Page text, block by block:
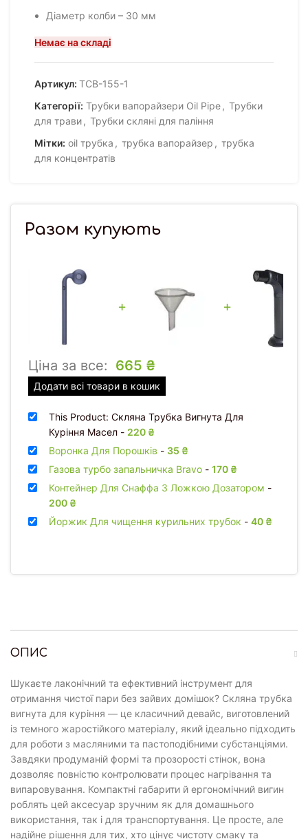
Діаметр колби – 30 мм
Немає на складі
Артикул: ТСВ-155-1
Категорії: Трубки вапорайзери Oil Pipe, Трубки
для трави, Трубки скляні для паління
Мітки: oil трубка , трубка вапорайзер , трубка
для концентратів
ОПИС
Шукаєте лаконічний та ефективний інструмент для
отримання чистої пари без зайвих домішок? Скляна трубка
вигнута для куріння — це класичний девайс, виготовлений
із темного жаростійкого матеріалу, який ідеально підходить
для роботи з масляними та пастоподібними субстанціями.
Завдяки продуманій формі та прозорості стінок, вона
дозволяє повністю контролювати процес нагрівання та
випаровування. Компактні габарити й ергономічний вигин
роблять цей аксесуар зручним як для домашнього
використання, так і для транспортування. Це просте, але
надійне рішення для тих, хто цінує чистоту смаку та
Разом купують
+ +
Ціна за все: 665 ₴
Додати всі товари в кошик
This Product: Скляна Трубка Вигнута Для
Куріння Масел - 220 ₴
Воронка Для Порошків - 35 ₴
Газова турбо запальничка Bravo - 170 ₴
Контейнер Для Снаффа З Ложкою Дозатором -
200 ₴
Йоржик Для чищення курильних трубок - 40 ₴